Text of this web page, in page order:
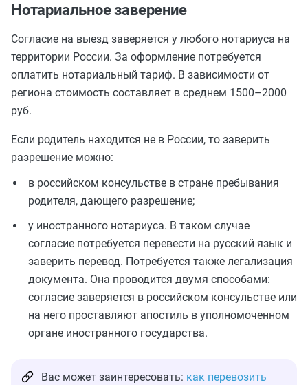
Нотариальное заверение
Согласие на выезд заверяется у любого нотариуса на
территории России. За оформление потребуется
оплатить нотариальный тариф. В зависимости от
региона стоимость составляет в среднем 1500–2000
руб.
Если родитель находится не в России, то заверить
разрешение можно:
в российском консульстве в стране пребывания
родителя, дающего разрешение;
у иностранного нотариуса. В таком случае
согласие потребуется перевести на русский язык и
заверить перевод. Потребуется также легализация
документа. Она проводится двумя способами:
согласие заверяется в российском консульстве или
на него проставляют апостиль в уполномоченном
органе иностранного государства.
Вас может заинтересовать: как перевозить